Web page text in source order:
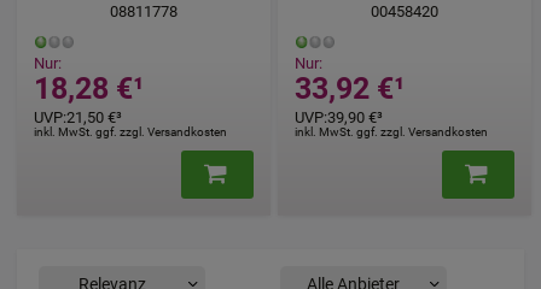
08811778
Nur:
18,28 €¹
UVP:21,50 €³
inkl. MwSt. ggf. zzgl. Versandkosten
00458420
Nur:
33,92 €¹
UVP:39,90 €³
inkl. MwSt. ggf. zzgl. Versandkosten